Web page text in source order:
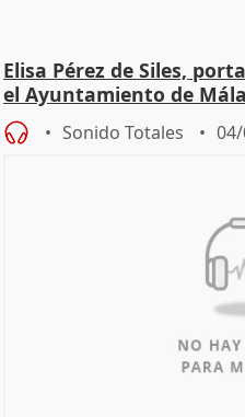
Elisa Pérez de Siles,
el Ayuntamiento de
Sonido Totales